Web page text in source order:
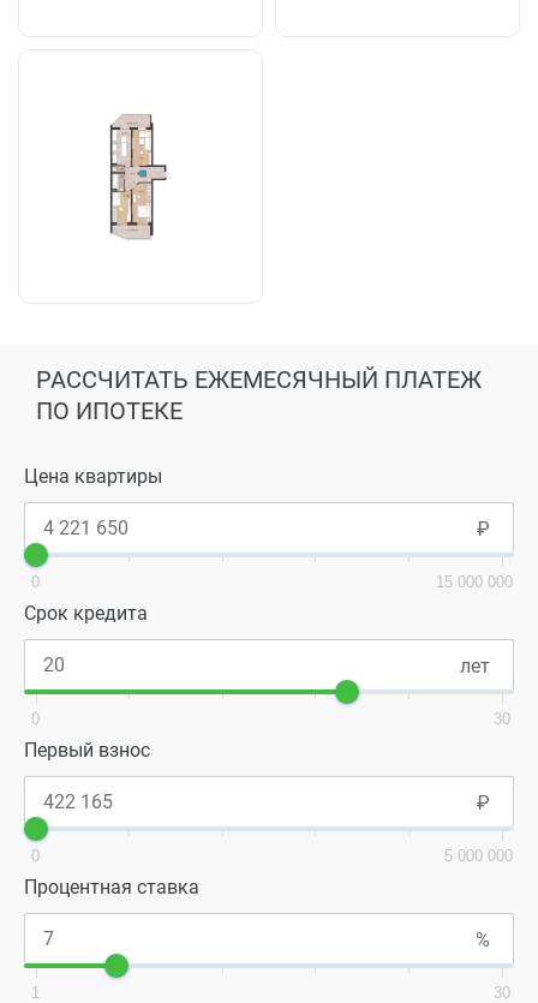
РАССЧИТАТЬ ЕЖЕМЕСЯЧНЫЙ ПЛАТЕЖ
ПО ИПОТЕКЕ
Цена квартиры
0 15 000 000
Срок кредита
0 30
Первый взнос
0 5 000 000
Процентная ставка
1 30